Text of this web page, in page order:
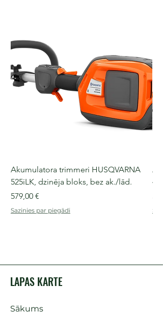
Akumulatora trimmeri HUSQVARNA
525iLK, dzinēja bloks, bez ak./lād.
Cena
579,00 €
Sazinies par piegādi
LAPAS KARTE
Sākums